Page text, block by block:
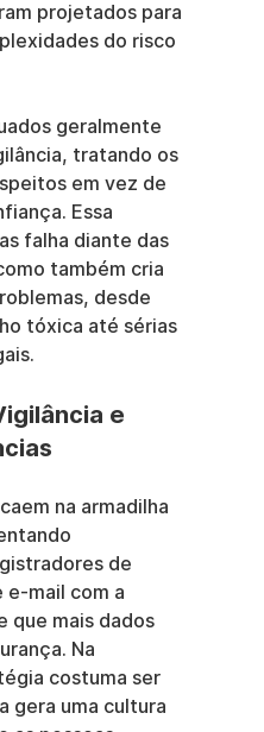
projetados para
do risco
geralmente
tratando os
em vez de
Essa
falha diante das
também cria
desde
tóxica até sérias
e
na armadilha
de
e-mail com a
que mais dados
Na
costuma ser
gera uma cultura